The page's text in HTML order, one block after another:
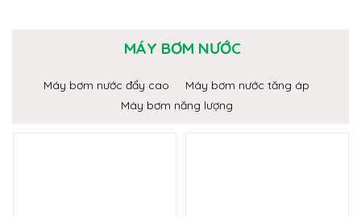
MÁY BƠM NƯỚC
Máy bơm nước đẩy cao
Máy bơm nước tăng áp
Máy bơm năng lượng